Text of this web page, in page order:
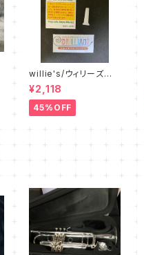
willie's/ウィリーズ
練習用ミュート Little
Willie - sound redu
cer
¥2,118
45%OFF